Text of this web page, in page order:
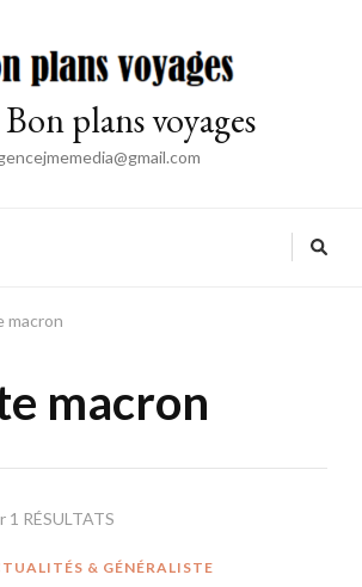
plans voyages
macron
macron
RÉSULTATS
& GÉNÉRALISTE